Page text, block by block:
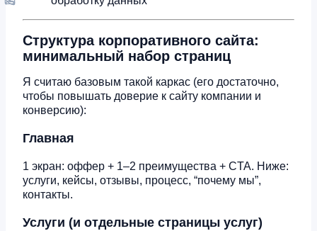
Структура корпоративного сайта:
минимальный набор страниц
Я считаю базовым такой каркас (его достаточно,
чтобы повышать доверие к сайту компании и
конверсию):
Главная
1 экран: оффер + 1–2 преимущества + CTA. Ниже:
услуги, кейсы, отзывы, процесс, “почему мы”,
контакты.
Услуги (и отдельные страницы услуг)